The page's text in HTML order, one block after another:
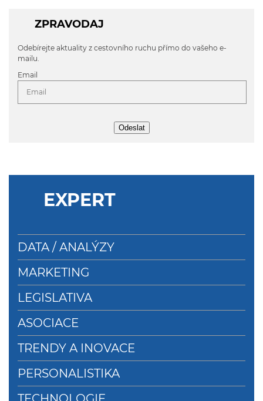
ZPRAVODAJ
Odebírejte aktuality z cestovního ruchu přímo do vašeho e-
mailu.
Email
Odeslat
EXPERT
DATA / ANALÝZY
MARKETING
LEGISLATIVA
ASOCIACE
TRENDY A INOVACE
PERSONALISTIKA